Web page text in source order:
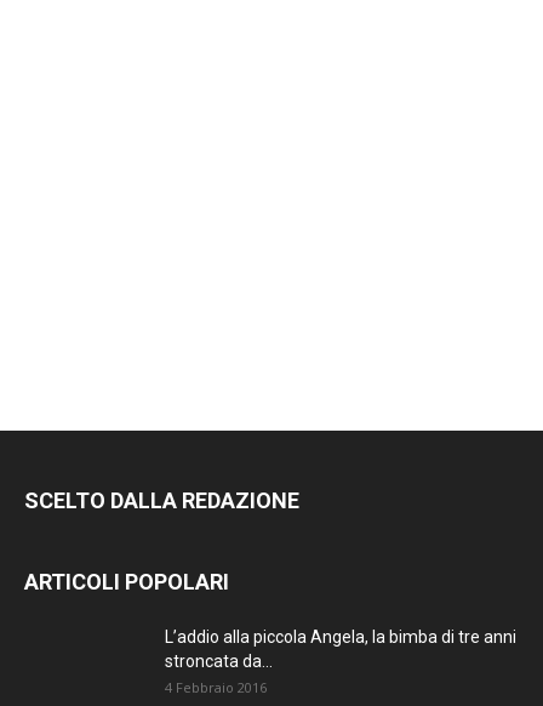
SCELTO DALLA REDAZIONE
ARTICOLI POPOLARI
L’addio alla piccola Angela, la bimba di tre anni
stroncata da...
4 Febbraio 2016
RIMANI
AGGIORNATO.
METTI UN
MI PIACE!